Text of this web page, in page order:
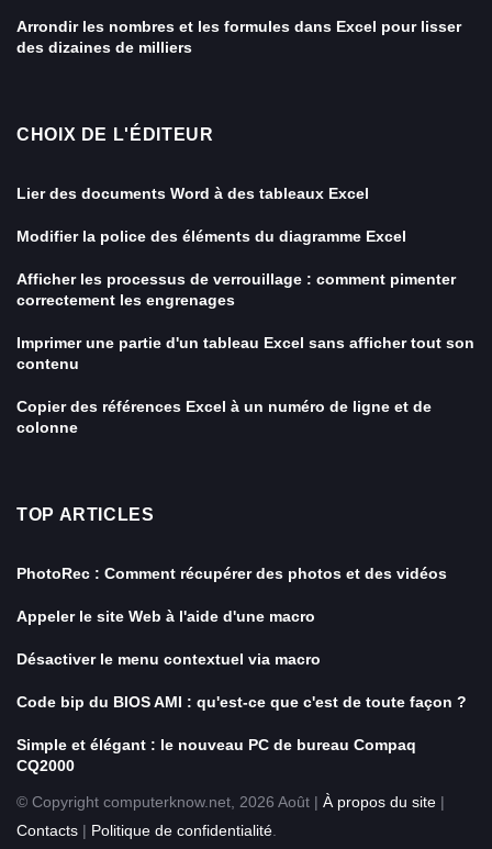
Arrondir les nombres et les formules dans Excel pour lisser
des dizaines de milliers
CHOIX DE L'ÉDITEUR
Lier des documents Word à des tableaux Excel
Modifier la police des éléments du diagramme Excel
Afficher les processus de verrouillage : comment pimenter
correctement les engrenages
Imprimer une partie d'un tableau Excel sans afficher tout son
contenu
Copier des références Excel à un numéro de ligne et de
colonne
TOP ARTICLES
PhotoRec : Comment récupérer des photos et des vidéos
Appeler le site Web à l'aide d'une macro
Désactiver le menu contextuel via macro
Code bip du BIOS AMI : qu'est-ce que c'est de toute façon ?
Simple et élégant : le nouveau PC de bureau Compaq
CQ2000
© Copyright computerknow.net, 2026 Août | À propos du site |
Contacts | Politique de confidentialité